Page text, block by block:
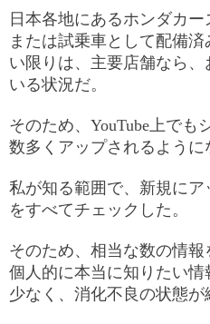
日本各地にあるホンダカ
または試乗車として配備
い限りは、主要店舗なら
いる状況だ。
そのため、YouTube上でも
数多くアップされるように
私が知る範囲で、新規に
をすべてチェックした。
そのため、相当な数の情報
個人的に本当に知りたい
少なく、消化不良の状態が